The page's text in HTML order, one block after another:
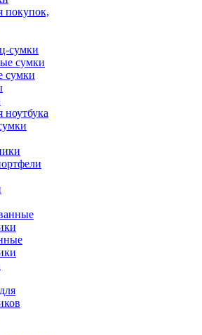
покупок,
сумки
сумки
сумки